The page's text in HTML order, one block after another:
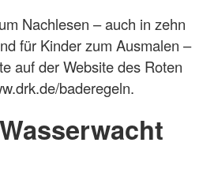
Nachlesen – auch in zehn
für Kinder zum Ausmalen –
auf der Website des Roten
baderegeln.